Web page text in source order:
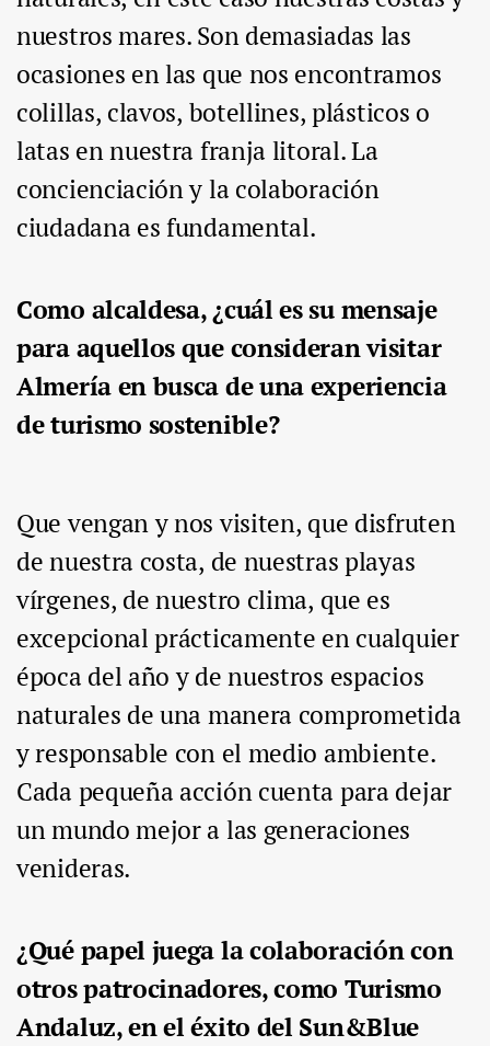
nuestros mares. Son demasiadas las
ocasiones en las que nos encontramos
colillas, clavos, botellines, plásticos o
latas en nuestra franja litoral. La
concienciación y la colaboración
ciudadana es fundamental.
Como alcaldesa, ¿cuál es su mensaje
para aquellos que consideran visitar
Almería en busca de una experiencia
de turismo sostenible?
Que vengan y nos visiten, que disfruten
de nuestra costa, de nuestras playas
vírgenes, de nuestro clima, que es
excepcional prácticamente en cualquier
época del año y de nuestros espacios
naturales de una manera comprometida
y responsable con el medio ambiente.
Cada pequeña acción cuenta para dejar
un mundo mejor a las generaciones
venideras.
¿Qué papel juega la colaboración con
otros patrocinadores, como Turismo
Andaluz, en el éxito del Sun&Blue